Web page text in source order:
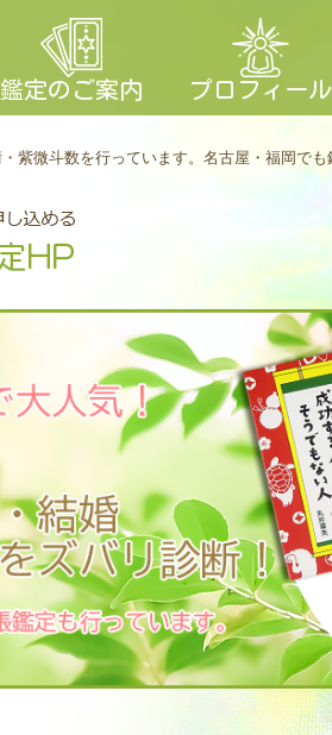
鑑定のご案内 プロフィール
紫微斗数を行っています。名古屋・福岡でも